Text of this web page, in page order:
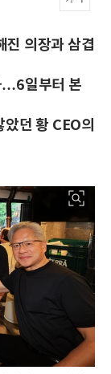
진 의장과 삼겹
…6일부터 본
던 황 CEO의